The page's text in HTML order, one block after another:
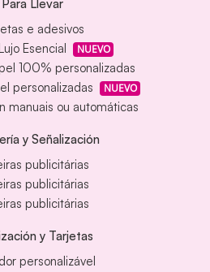
Para Llevar
e adesivos
Esencial
NUEVO
100% personalizadas
personalizadas
NUEVO
manuais ou automáticas
y Señalización
publicitárias
publicitárias
publicitárias
y Tarjetas
personalizável